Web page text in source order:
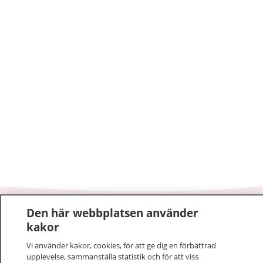
1177–tryggt om din hälsa och vård
På 1177.se får du råd om hälsa och information om
sjukdomar och vilka mottagningar du kan kontakta.
Den här webbplatsen använder
kakor
Vi använder kakor, cookies, för att ge dig en förbättrad
upplevelse, sammanställa statistik och för att viss